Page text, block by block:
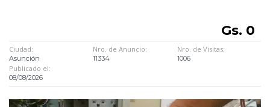
Gs. 0
Ciudad:
Asunción
Nro. de Anuncio:
11334
Nro. de Visitas:
1006
Publicado el:
08/08/2026